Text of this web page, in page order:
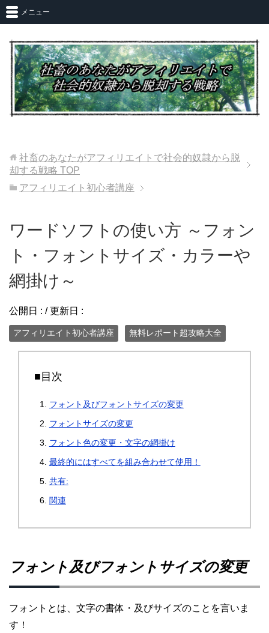
メニュー
社畜のあなたがアフィリエイトで社会的奴隷から脱
却する戦略 TOP
アフィリエイト初心者講座
ワードソフトの使い方 ～フォン
ト・フォントサイズ・カラーや
網掛け～
公開日 : / 更新日 :
アフィリエイト初心者講座 無料レポート超攻略大全
■目次
フォント及びフォントサイズの変更
フォントサイズの変更
フォント色の変更・文字の網掛け
最終的にはすべてを組み合わせて使用！
共有:
関連
フォント及びフォントサイズの変更
フォントとは、文字の書体・及びサイズのことを言いま
す！